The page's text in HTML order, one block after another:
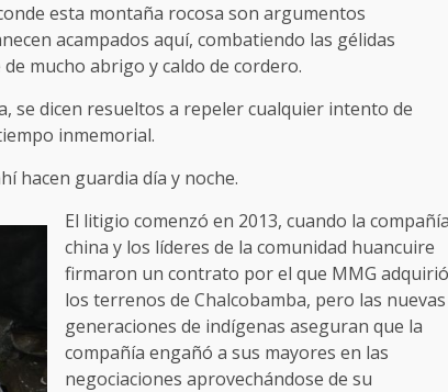
esta montaña rocosa son argumentos
acampados aquí, combatiendo las gélidas
mucho abrigo y caldo de cordero.
se dicen resueltos a repeler cualquier intento de
inmemorial.
hacen guardia día y noche.
El litigio comenzó en 2013, cuando la
china y los líderes de la comunidad huancuire
firmaron un contrato por el que MMG adquirió
los terrenos de Chalcobamba, pero las nuevas
generaciones de indígenas aseguran que la
compañía engañó a sus mayores en las
negociaciones aprovechándose de su